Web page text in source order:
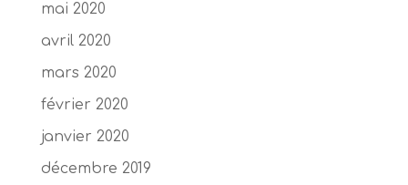
mai 2020
avril 2020
mars 2020
février 2020
janvier 2020
décembre 2019